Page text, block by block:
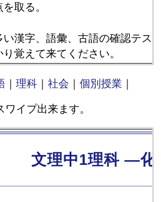
取る。
漢字、語彙、古語の確認テス
覚えて来てください。
｜理科 ｜社会 ｜個別授業 ｜
イプ出来ます。
文理中1理科 ―